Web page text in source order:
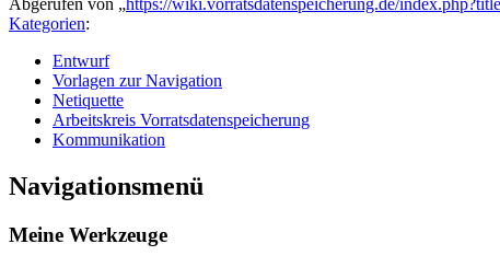
Kategorien:
Entwurf
Vorlagen zur Navigation
Netiquette
Arbeitskreis Vorratsdatenspeicherung
Kommunikation
Navigationsmenü
Meine Werkzeuge